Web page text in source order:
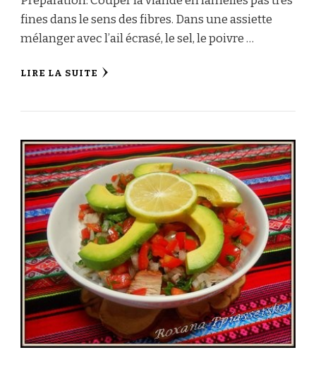
fines dans le sens des fibres. Dans une assiette
mélanger avec l’ail écrasé, le sel, le poivre …
LIRE LA SUITE